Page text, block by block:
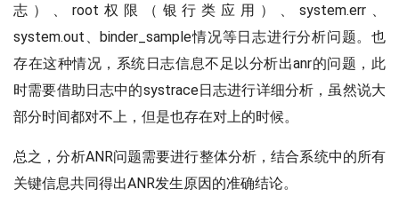
志）、root权限（银行类应用）、system.err、
system.out、binder_sample情况等日志进行分析问题。也
存在这种情况，系统日志信息不足以分析出anr的问题，此
时需要借助日志中的systrace日志进行详细分析，虽然说大
部分时间都对不上，但是也存在对上的时候。
总之，分析ANR问题需要进行整体分析，结合系统中的所有
关键信息共同得出ANR发生原因的准确结论。